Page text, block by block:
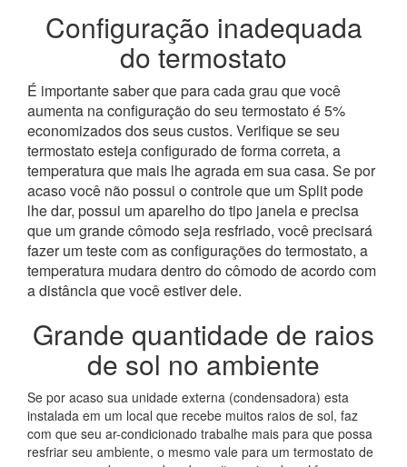
Configuração inadequada
do termostato
É importante saber que para cada grau que você
aumenta na configuração do seu termostato é 5%
economizados dos seus custos. Verifique se seu
termostato esteja configurado de forma correta, a
temperatura que mais lhe agrada em sua casa. Se por
acaso você não possui o controle que um Split pode
lhe dar, possui um aparelho do tipo janela e precisa
que um grande cômodo seja resfriado, você precisará
fazer um teste com as configurações do termostato, a
temperatura mudara dentro do cômodo de acordo com
a distância que você estiver dele.
Grande quantidade de raios
de sol no ambiente
Se por acaso sua unidade externa (condensadora) esta
instalada em um local que recebe muitos raios de sol, faz
com que seu ar-condicionado trabalhe mais para que possa
resfriar seu ambiente, o mesmo vale para um termostato de